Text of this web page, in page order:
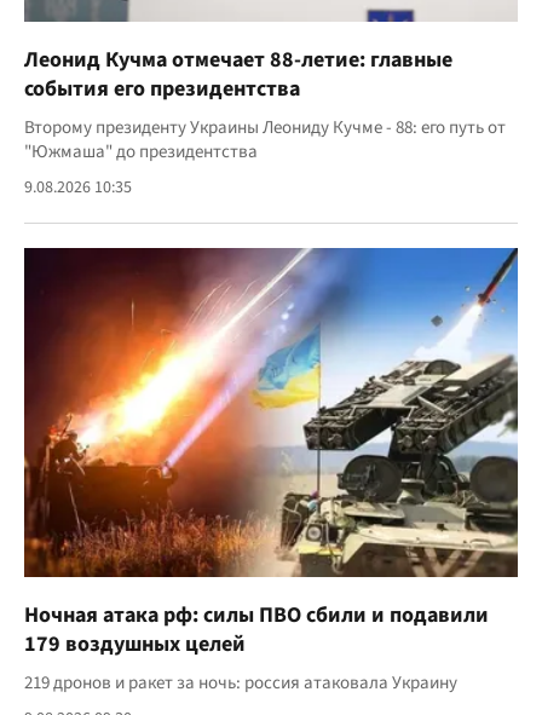
Леонид Кучма отмечает 88-летие: главные
события его президентства
Второму президенту Украины Леониду Кучме - 88: его путь от
"Южмаша" до президентства
9.08.2026 10:35
Ночная атака рф: силы ПВО сбили и подавили
179 воздушных целей
219 дронов и ракет за ночь: россия атаковала Украину